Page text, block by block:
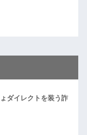
ダイレクトを装う詐